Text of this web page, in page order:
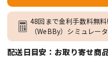
48回まで金利手数料無
（WeBBy）シミュレー
配送日目安：お取り寄せ商